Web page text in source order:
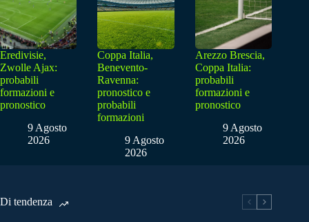
Eredivisie,
Zwolle Ajax:
probabili
formazioni e
pronostico
9 Agosto
2026
Coppa Italia,
Benevento-
Ravenna:
pronostico e
probabili
formazioni
9 Agosto
2026
Arezzo Brescia,
Coppa Italia:
probabili
formazioni e
pronostico
9 Agosto
2026
Di tendenza